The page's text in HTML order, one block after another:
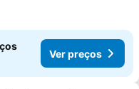
Ver preços